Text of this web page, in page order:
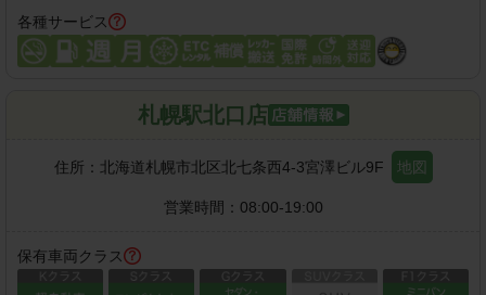
各種サービス
札幌駅北口店
住所： 北海道札幌市北区北七条西4-3宮澤ビル9F 地図
営業時間： 08:00-19:00
保有車両クラス